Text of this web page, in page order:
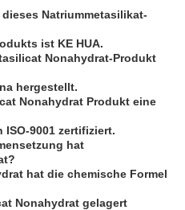
Natriummetasilikat-
ist KE HUA.
Nonahydrat-Produkt
hergestellt.
Nonahydrat Produkt eine
9001 zertifiziert.
hat
hat die chemische Formel
Nonahydrat gelagert